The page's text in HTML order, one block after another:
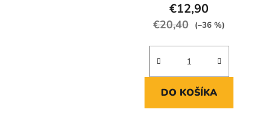
€12,90
€20,40 (–36 %)
DO KOŠÍKA